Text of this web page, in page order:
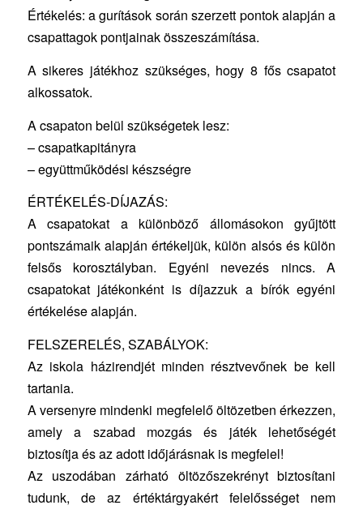
Értékelés: a gurítások során szerzett pontok alapján a
csapattagok pontjainak összeszámítása.
A sikeres játékhoz szükséges, hogy 8 fős csapatot
alkossatok.
A csapaton belül szükségetek lesz:
– csapatkapitányra
– együttműködési készségre
ÉRTÉKELÉS-DÍJAZÁS:
A csapatokat a különböző állomásokon gyűjtött
pontszámaik alapján értékeljük, külön alsós és külön
felsős korosztályban. Egyéni nevezés nincs. A
csapatokat játékonként is díjazzuk a bírók egyéni
értékelése alapján.
FELSZERELÉS, SZABÁLYOK:
Az iskola házirendjét minden résztvevőnek be kell
tartania.
A versenyre mindenki megfelelő öltözetben érkezzen,
amely a szabad mozgás és játék lehetőségét
biztosítja és az adott időjárásnak is megfelel!
Az uszodában zárható öltözőszekrényt biztosítani
tudunk, de az értéktárgyakért felelősséget nem